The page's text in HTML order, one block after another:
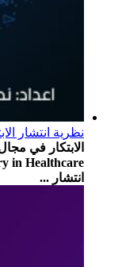
نظرية انتشار
انتشار ...